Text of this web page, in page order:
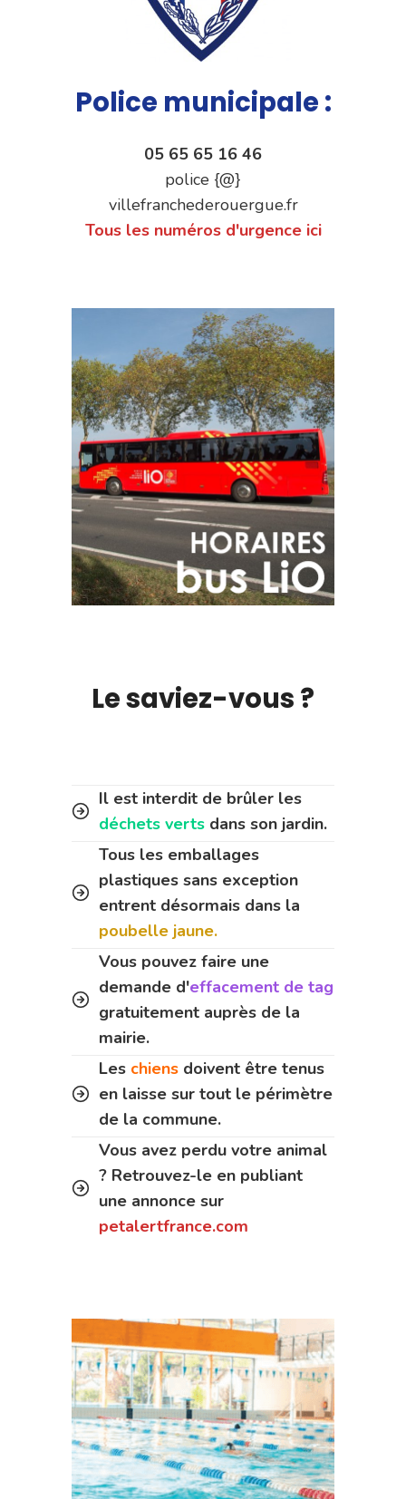
Police municipale :
05 65 65 16 46
police {@}
villefranchederouergue.fr
Tous les numéros d'urgence ici
Le saviez-vous ?
Il est interdit de brûler les
déchets verts dans son jardin.
Tous les emballages
plastiques sans exception
entrent désormais dans la
poubelle jaune.
Vous pouvez faire une
demande d'effacement de tag
gratuitement auprès de la
mairie.
Les chiens doivent être tenus
en laisse sur tout le périmètre
de la commune.
Vous avez perdu votre animal
? Retrouvez-le en publiant
une annonce sur
petalertfrance.com